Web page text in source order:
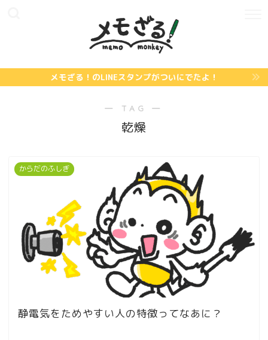
メモざる！のLINEスタンプがついにでたよ！
― TAG ―
乾燥
からだのふしぎ
静電気をためやすい人の特徴ってなあに？